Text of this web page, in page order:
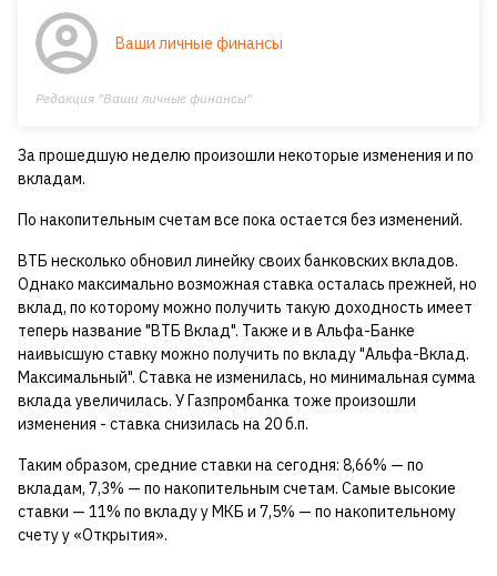
Ваши личные финансы
Редакция "Ваши личные финансы"
За прошедшую неделю произошли некоторые изменения и по
вкладам.
По накопительным счетам все пока остается без изменений.
ВТБ несколько обновил линейку своих банковских вкладов.
Однако максимально возможная ставка осталась прежней, но
вклад, по которому можно получить такую доходность имеет
теперь название "ВТБ Вклад". Также и в Альфа-Банке
наивысшую ставку можно получить по вкладу "Альфа-Вклад.
Максимальный". Ставка не изменилась, но минимальная сумма
вклада увеличилась. У Газпромбанка тоже произошли
изменения - ставка снизилась на 20 б.п.
Таким образом, средние ставки на сегодня: 8,66% — по
вкладам, 7,3% — по накопительным счетам. Самые высокие
ставки — 11% по вкладу у МКБ и 7,5% — по накопительному
счету у «Открытия».